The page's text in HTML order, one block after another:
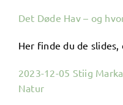
Det Døde Hav – og
Her finde du de
2023-12-05 Stiig
Natur